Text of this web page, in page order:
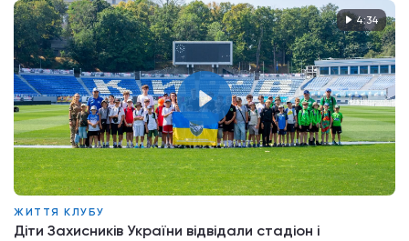
4:34
ЖИТТЯ КЛУБУ
Діти Захисників України відвідали стадіон і